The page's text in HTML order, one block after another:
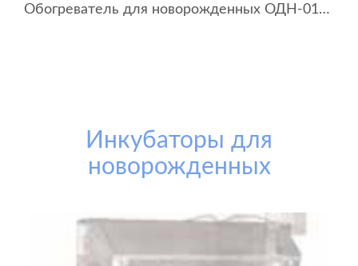
Обогреватель для новорожденных ОДН-01-«УОМЗ»
Инкубаторы для
новорожденных